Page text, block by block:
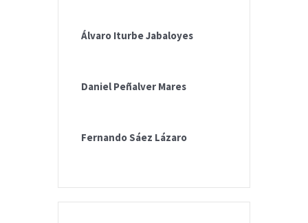
Álvaro Iturbe Jabaloyes
Daniel Peñalver Mares
Fernando Sáez Lázaro